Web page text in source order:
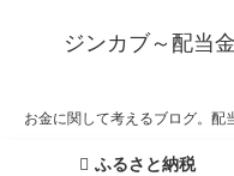
ジンカブ～配当
お金に関して考えるブログ。配
ふるさと納税